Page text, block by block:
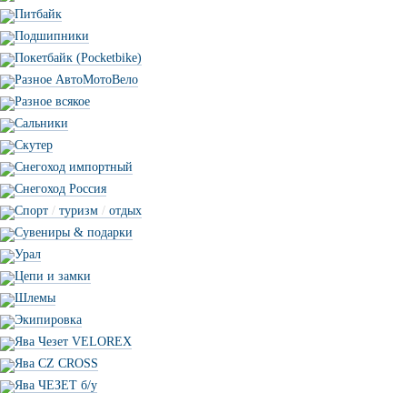
Питбайк
Подшипники
Покетбайк (Pocketbike)
Разное АвтоМотоВело
Разное всякое
Сальники
Скутер
Снегоход импортный
Снегоход Россия
Спорт / туризм / отдых
Сувениры & подарки
Урал
Цепи и замки
Шлемы
Экипировка
Ява Чезет VELOREX
Ява CZ CROSS
Ява ЧЕЗЕТ б/у